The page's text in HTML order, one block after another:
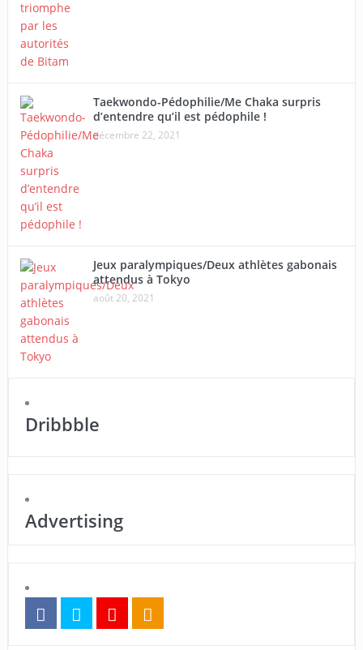
Taekwondo-Pédophilie/Me Chaka surpris
d’entendre qu’il est pédophile !
décembre 22, 2021
Jeux paralympiques/Deux athlètes gabonais
attendus à Tokyo
août 20, 2021
Dribbble
Advertising